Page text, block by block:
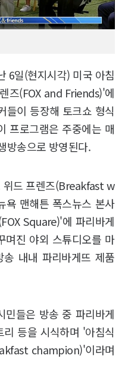
6일(현지시각) 미국 아침
즈(FOX and Friends)'에
들이 등장해 토크쇼 형식
프로그램은 주중에는 매
방송으로 방영된다.
위드 프렌즈(Breakfast w
맨해튼 폭스뉴스 본사
Square)'에 파리바게
며진 야외 스튜디오를 마
내내 파리바게뜨 제품
민들은 방송 중 파리바게
등을 시식하며 '아침식
champion)'이라며